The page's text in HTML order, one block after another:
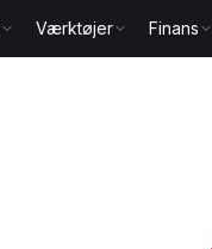
Værktøjer Finans